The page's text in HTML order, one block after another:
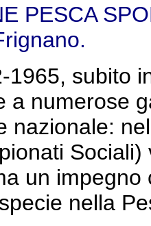
PESCA
1965, subito
a numerose
nazionale:
un
nella